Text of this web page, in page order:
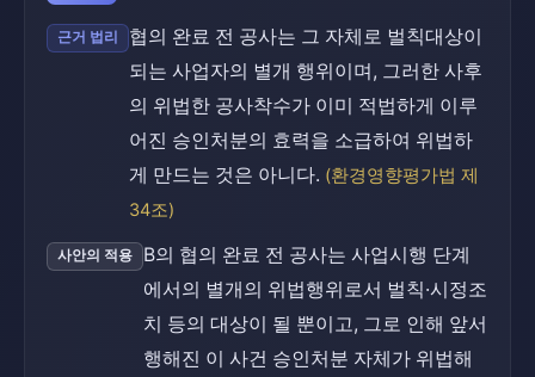
근거 법리
협의 완료 전 공사는 그 자체로 벌칙대상이
되는 사업자의 별개 행위이며, 그러한 사후
의 위법한 공사착수가 이미 적법하게 이루
어진 승인처분의 효력을 소급하여 위법하
게 만드는 것은 아니다. (환경영향평가법 제
34조)
사안의 적용
B의 협의 완료 전 공사는 사업시행 단계
에서의 별개의 위법행위로서 벌칙·시정조
치 등의 대상이 될 뿐이고, 그로 인해 앞서
행해진 이 사건 승인처분 자체가 위법해